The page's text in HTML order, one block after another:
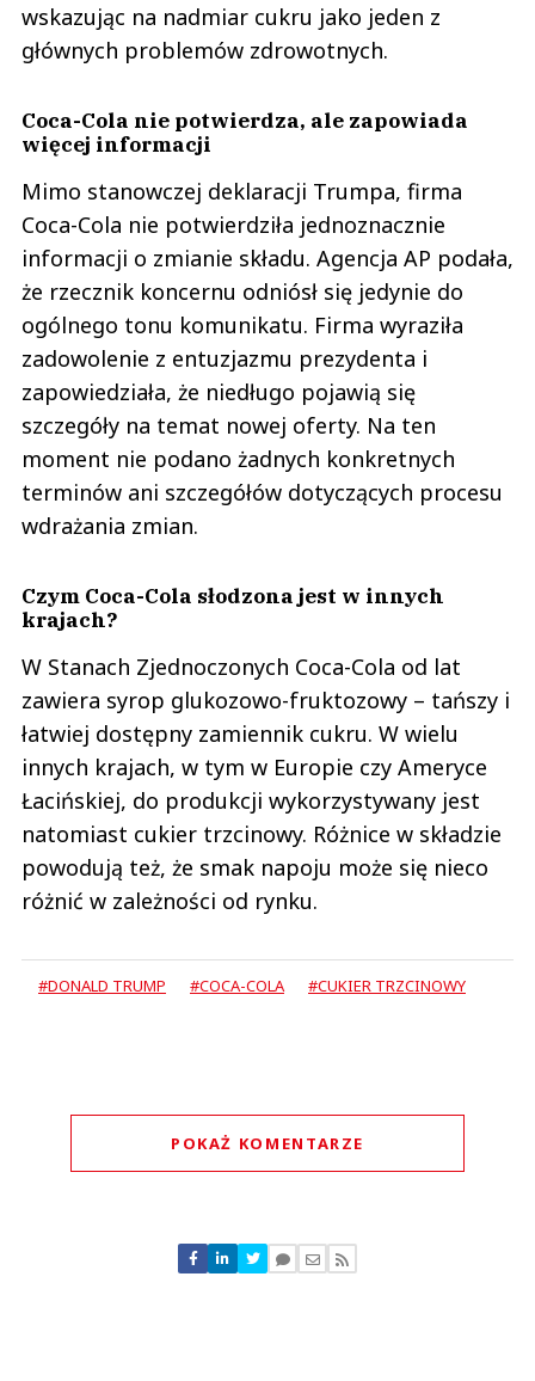
wskazując na nadmiar cukru jako jeden z
głównych problemów zdrowotnych.
Coca-Cola nie potwierdza, ale zapowiada
więcej informacji
Mimo stanowczej deklaracji Trumpa, firma
Coca-Cola nie potwierdziła jednoznacznie
informacji o zmianie składu. Agencja AP podała,
że rzecznik koncernu odniósł się jedynie do
ogólnego tonu komunikatu. Firma wyraziła
zadowolenie z entuzjazmu prezydenta i
zapowiedziała, że niedługo pojawią się
szczegóły na temat nowej oferty. Na ten
moment nie podano żadnych konkretnych
terminów ani szczegółów dotyczących procesu
wdrażania zmian.
Czym Coca-Cola słodzona jest w innych
krajach?
W Stanach Zjednoczonych Coca-Cola od lat
zawiera syrop glukozowo-fruktozowy – tańszy i
łatwiej dostępny zamiennik cukru. W wielu
innych krajach, w tym w Europie czy Ameryce
Łacińskiej, do produkcji wykorzystywany jest
natomiast cukier trzcinowy. Różnice w składzie
powodują też, że smak napoju może się nieco
różnić w zależności od rynku.
#DONALD TRUMP #COCA-COLA #CUKIER TRZCINOWY
POKAŻ KOMENTARZE
Nie znaleziono komentarzy
Zostaw swoje komentarze